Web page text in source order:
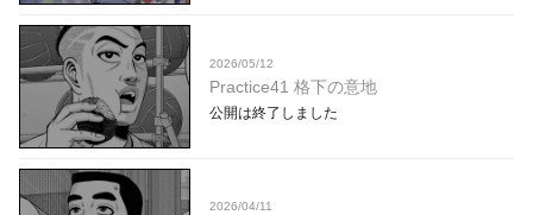
2026/05/12
Practice41 格下の意地
公開は終了しました
2026/04/11